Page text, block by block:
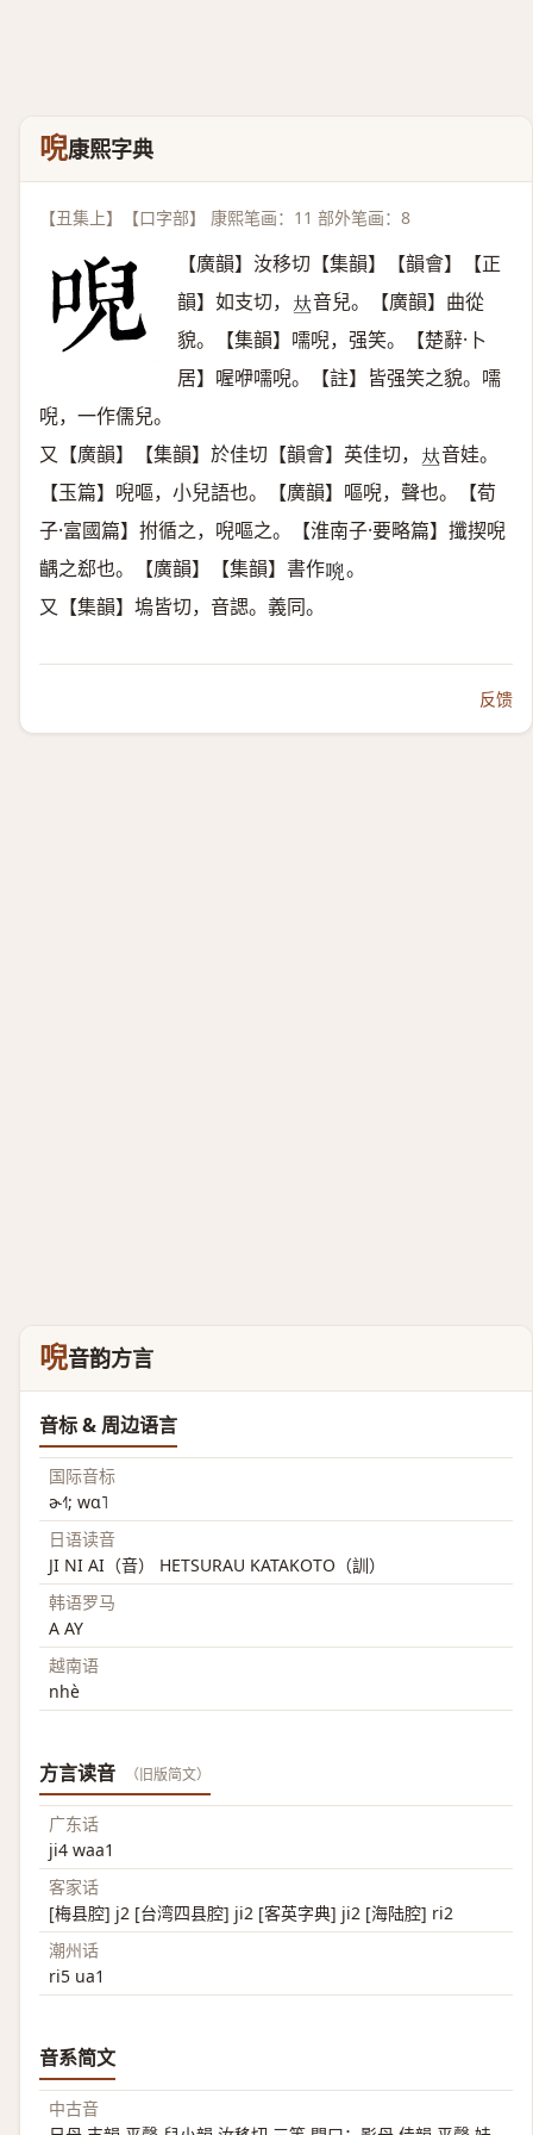
唲康熙字典
【丑集上】【口字部】 康熙笔画：11 部外笔画：8
【廣韻】汝移切【集韻】【韻會】【正
韻】如支切， 𠀤音兒。【廣韻】曲從
貌。【集韻】嚅唲，强笑。【楚辭·卜
居】喔咿嚅唲。【註】皆强笑之貌。嚅
唲，一作儒兒。
又【廣韻】【集韻】於佳切【韻會】英佳切， 𠀤音娃。
【玉篇】唲嘔，小兒語也。【廣韻】嘔唲，聲也。【荀
子·富國篇】拊循之，唲嘔之。【淮南子·要略篇】攕揳唲
齵之郄也。【廣韻】【集韻】書作𠴺 。
又【集韻】塢皆切，音諰。義同。
反馈
唲音韵方言
音标 & 周边语言
国际音标
ɚ˧˥; wɑ˥
日语读音
JI NI AI（音） HETSURAU KATAKOTO（訓）
韩语罗马
A AY
越南语
nhè
方言读音 （旧版简文）
广东话
ji4 waa1
客家话
[梅县腔] j2 [台湾四县腔] ji2 [客英字典] ji2 [海陆腔] ri2
潮州话
ri5 ua1
音系简文
中古音